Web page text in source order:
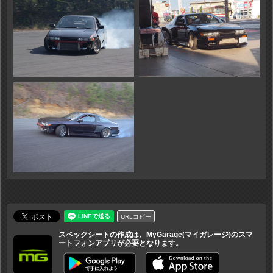
URLコピー
スペックシートの作成は、MyGarage(マイガレージ)のスマ
ートフォンアプリが必要となります。